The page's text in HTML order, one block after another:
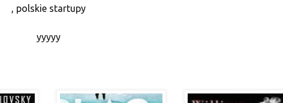
, polskie startupy
yyyyy